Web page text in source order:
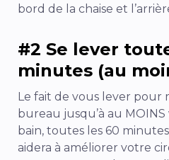
bord de la chaise et
#2 Se lever
minutes (au
Le fait de vous lever pour
bureau jusqu’à au
bain, toutes les 60
aidera à améliorer votre